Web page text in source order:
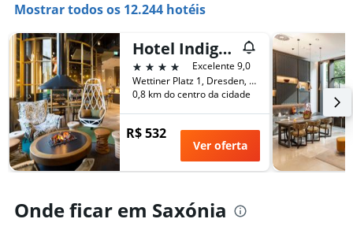
X
exibindo
o
número
de
dias
antes
da
estadia
O
gráfico
eixo
Mostrar todos os 12.244 hotéis
Hotel Indigo Dresden - Wettiner Platz By IHG
4 estrelas
Excelente 9,0
Wettiner Platz 1, Dresden, Saxónia, Alemanha
0,8 km do centro da cidade
R$ 532
Ver oferta
Onde ficar em Saxónia